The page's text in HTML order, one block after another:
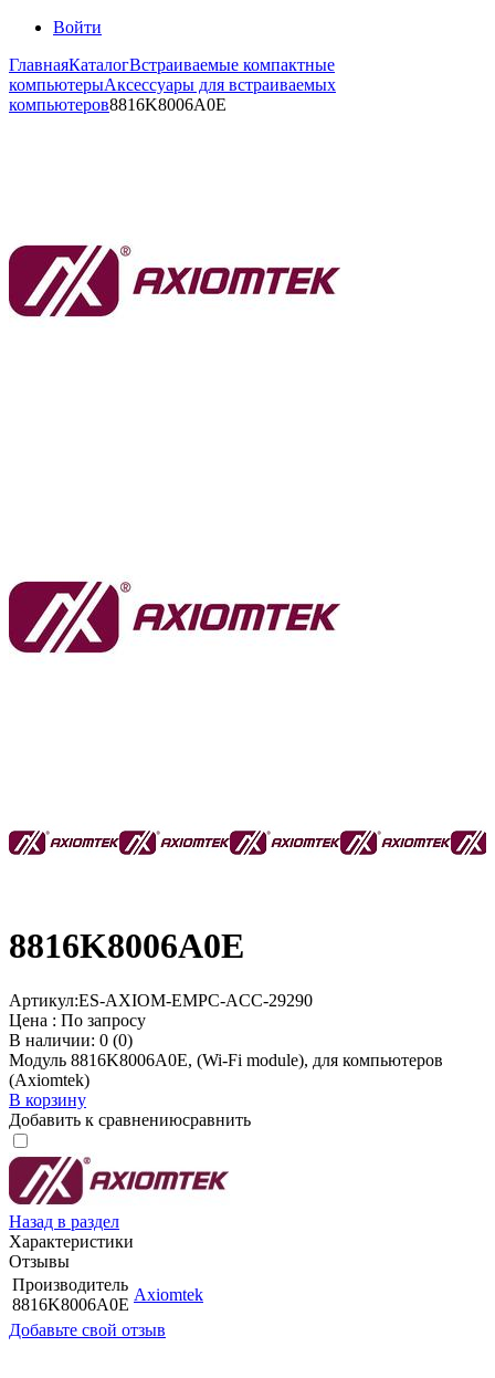
Войти
ГлавнаяКаталогВстраиваемые компактные
компьютерыАксессуары для встраиваемых
компьютеров8816K8006A0E
8816K8006A0E
Артикул:ES-AXIOM-EMPC-ACC-29290
Цена : По запросу
В наличии: 0 (0)
Модуль 8816K8006A0E, (Wi-Fi module), для компьютеров
(Axiomtek)
В корзину
Добавить к сравнениюсравнить
Назад в раздел
Характеристики
Отзывы
Производитель
8816K8006A0E
Axiomtek
Добавьте свой отзыв